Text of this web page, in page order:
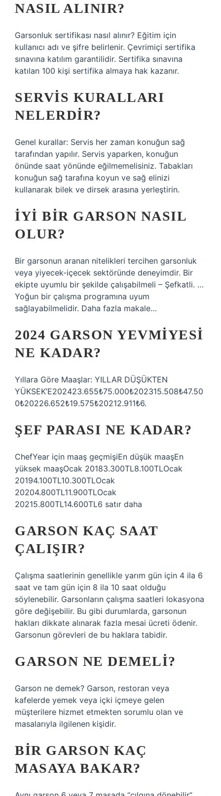
NASIL ALINIR?
Garsonluk sertifikası nasıl alınır? Eğitim için
kullanıcı adı ve şifre belirlenir. Çevrimiçi sertifika
sınavına katılım garantilidir. Sertifika sınavına
katılan 100 kişi sertifika almaya hak kazanır.
SERVIS KURALLARI
NELERDIR?
Genel kurallar: Servis her zaman konuğun sağ
tarafından yapılır. Servis yaparken, konuğun
önünde saat yönünde eğilmemelisiniz. Tabakları
konuğun sağ tarafına koyun ve sağ elinizi
kullanarak bilek ve dirsek arasına yerleştirin.
İYI BIR GARSON NASIL
OLUR?
Bir garsonun aranan nitelikleri tercihen garsonluk
veya yiyecek-içecek sektöründe deneyimdir. Bir
ekipte uyumlu bir şekilde çalışabilmeli – Şefkatli. …
Yoğun bir çalışma programına uyum
sağlayabilmelidir. Daha fazla makale…
2024 GARSON YEVMIYESI
NE KADAR?
Yıllara Göre Maaşlar: YILLAR DÜŞÜKTEN
YÜKSEK’E202423.655₺75.000₺202315.508₺47.50
0₺20226.652₺19.575₺20212.911₺6.
ŞEF PARASI NE KADAR?
ChefYear için maaş geçmişiEn düşük maaşEn
yüksek maaşOcak 20183.300TL8.100TLOcak
20194.100TL10.300TLOcak
20204.800TL11.900TLOcak
20215.800TL14.600TL6 satır daha
GARSON KAÇ SAAT
ÇALIŞIR?
Çalışma saatlerinin genellikle yarım gün için 4 ila 6
saat ve tam gün için 8 ila 10 saat olduğu
söylenebilir. Garsonların çalışma saatleri lokasyona
göre değişebilir. Bu gibi durumlarda, garsonun
hakları dikkate alınarak fazla mesai ücreti ödenir.
Garsonun görevleri de bu haklara tabidir.
GARSON NE DEMELI?
Garson ne demek? Garson, restoran veya
kafelerde yemek veya içki içmeye gelen
müşterilere hizmet etmekten sorumlu olan ve
masalarıyla ilgilenen kişidir.
BIR GARSON KAÇ
MASAYA BAKAR?